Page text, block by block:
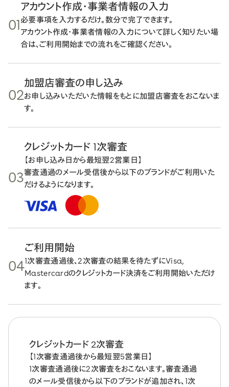
01
アカウント作成・事業者情報の入力
必要事項を入力するだけ。数分で完了できます。
アカウント作成・事業者情報の入力について詳しく知りたい場
合は、ご利用開始までの流れをご確認ください。
02
加盟店審査の申し込み
お申し込みいただいた情報をもとに加盟店審査をおこないま
す。
03
クレジットカード 1次審査
【お申し込み日から最短翌2営業日】
審査通過のメール受信後から以下のブランドがご利用いた
だけるようになります。
04
ご利用開始
1次審査通過後、2次審査の結果を待たずにVisa,
Mastercardのクレジットカード決済をご利用開始いただけ
ます。
クレジットカード 2次審査
【1次審査通過後から最短翌5営業日】
1次審査通過後に2次審査をおこないます。審査通過
のメール受信後から以下のブランドが追加され、1次